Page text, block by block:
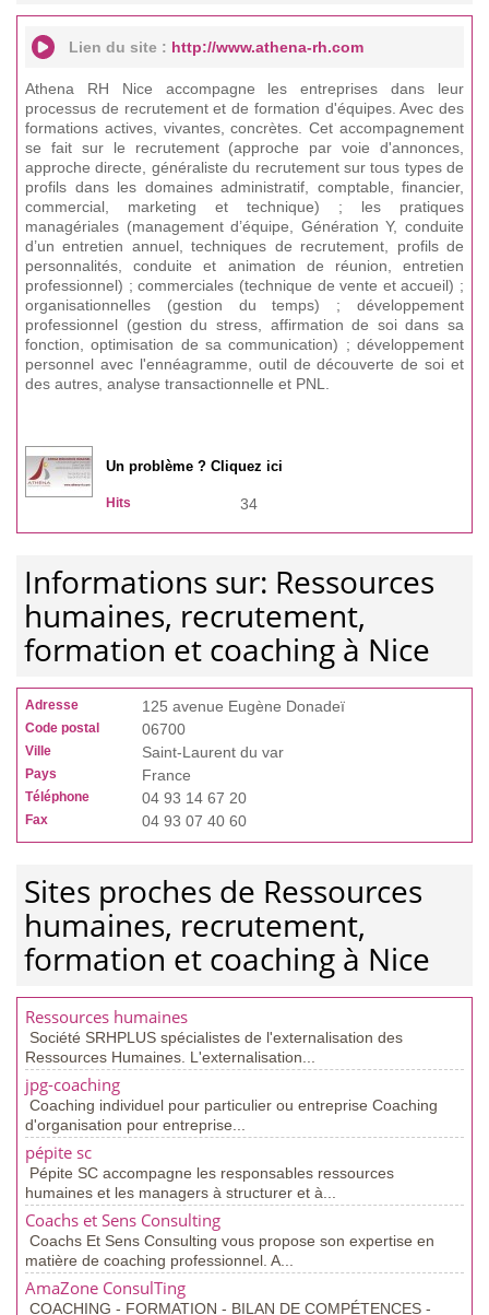
Lien du site : http://www.athena-rh.com
Athena RH Nice accompagne les entreprises dans leur
processus de recrutement et de formation d'équipes. Avec des
formations actives, vivantes, concrètes. Cet accompagnement
se fait sur le recrutement (approche par voie d'annonces,
approche directe, généraliste du recrutement sur tous types de
profils dans les domaines administratif, comptable, financier,
commercial, marketing et technique) ; les pratiques
managériales (management d’équipe, Génération Y, conduite
d’un entretien annuel, techniques de recrutement, profils de
personnalités, conduite et animation de réunion, entretien
professionnel) ; commerciales (technique de vente et accueil) ;
organisationnelles (gestion du temps) ; développement
professionnel (gestion du stress, affirmation de soi dans sa
fonction, optimisation de sa communication) ; développement
personnel avec l'ennéagramme, outil de découverte de soi et
des autres, analyse transactionnelle et PNL.
Un problème ? Cliquez ici
Hits 34
Informations sur: Ressources
humaines, recrutement,
formation et coaching à Nice
Adresse 125 avenue Eugène Donadeï
Code postal 06700
Ville Saint-Laurent du var
Pays France
Téléphone 04 93 14 67 20
Fax 04 93 07 40 60
Sites proches de Ressources
humaines, recrutement,
formation et coaching à Nice
Ressources humaines
Société SRHPLUS spécialistes de l'externalisation des
Ressources Humaines. L'externalisation...
jpg-coaching
Coaching individuel pour particulier ou entreprise Coaching
d'organisation pour entreprise...
pépite sc
Pépite SC accompagne les responsables ressources
humaines et les managers à structurer et à...
Coachs et Sens Consulting
Coachs Et Sens Consulting vous propose son expertise en
matière de coaching professionnel. A...
AmaZone ConsulTing
COACHING - FORMATION - BILAN DE COMPÉTENCES -